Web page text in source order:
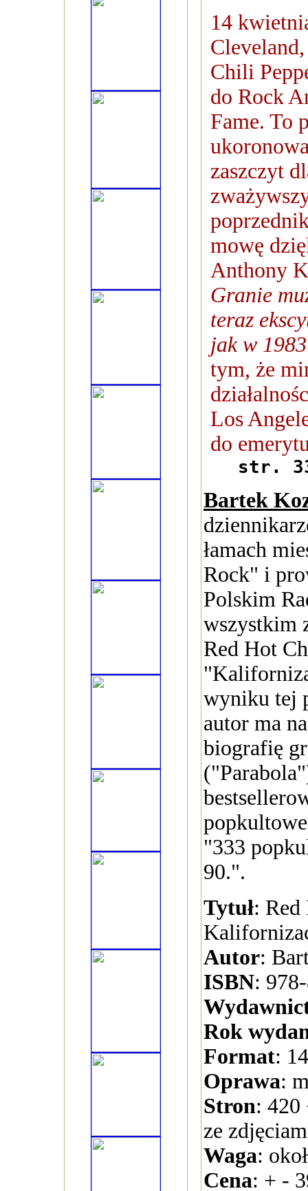
14
Chili
do Rock
Fame. To
zaszczyt
mowę
Anthony
Granie
teraz
jak w
tym, że
Los
do
str.
Bartek
łamach
Rock" i
Polskim
wszystkim
Red Hot
wyniku tej
autor ma
biografię
"333
90.".
Tytuł:
Autor:
ISBN:
Rok
Format:
Oprawa:
Stron: 420
ze
Waga:
Cena: + -